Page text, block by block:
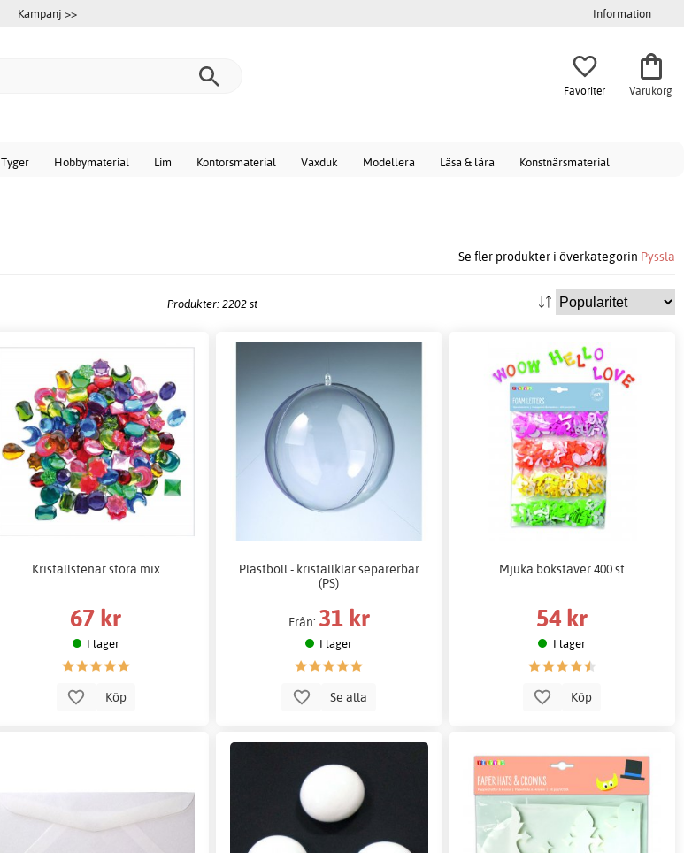
Kampanj >> Information
Favoriter Varukorg
Tyger Hobbymaterial Lim Kontorsmaterial Vaxduk Modellera Läsa & lära Konstnärsmaterial
Se fler produkter i överkategorin Pyssla
Produkter: 2202 st
Kristallstenar stora mix
67 kr
I lager
Köp
Plastboll - kristallklar separerbar
(PS)
Från: 31 kr
I lager
Se alla
Mjuka bokstäver 400 st
54 kr
I lager
Köp